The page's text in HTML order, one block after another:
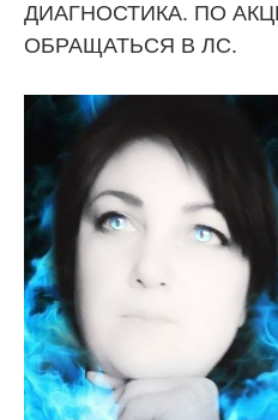
ДИАГНОСТИКА. ПО
ОБРАЩАТЬСЯ В ЛС.